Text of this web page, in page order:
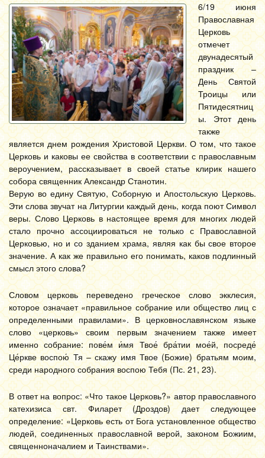
6/19 июня
Православная
Церковь
отмечет
двунадесятый
праздник –
День Святой
Троицы или
Пятидесятниц
ы. Этот день
также
является днем рождения Христовой Церкви. О том, что такое
Церковь и каковы ее свойства в соответствии с православным
вероучением, рассказывает в своей статье клирик нашего
собора священник Александр Станотин.
Верую во едину Святую, Соборную и Апостольскую Церковь.
Эти слова звучат на Литургии каждый день, когда поют Символ
веры. Слово Церковь в настоящее время для многих людей
стало прочно ассоциироваться не только с Православной
Церковью, но и со зданием храма, являя как бы свое второе
значение. А как же правильно его понимать, каков подлинный
смысл этого слова?
Словом церковь переведено греческое слово экклесия,
которое означает «правильное собрание или общество лиц с
определенными правилами». В церковнославянском языке
слово «церковь» своим первым значением также имеет
именно собрание: пове́м и́мя Твое́ бра́тии мое́й, посреде́
Це́ркве воспою́ Тя – скажу имя Твое (Божие) братьям моим,
среди народного собрания воспою Тебя (Пс. 21, 23).
В ответ на вопрос: «Что такое Церковь?» автор православного
катехизиса свт. Филарет (Дроздов) дает следующее
определение: «Церковь есть от Бога установленное общество
людей, соединенных православной верой, законом Божиим,
священноначалием и Таинствами».